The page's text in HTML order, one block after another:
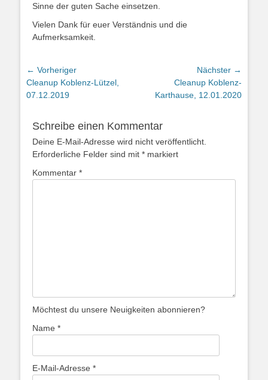
Sinne der guten Sache einsetzen.
Vielen Dank für euer Verständnis und die
Aufmerksamkeit.
Beitragsnavigation
← Vorheriger
Vorheriger
Beitrag:
Cleanup Koblenz-Lützel,
07.12.2019
Nächster →
Beitrag:
Cleanup Koblenz-
Karthause, 12.01.2020
Schreibe einen Kommentar
Deine E-Mail-Adresse wird nicht veröffentlicht.
Erforderliche Felder sind mit * markiert
Kommentar *
Möchtest du unsere Neuigkeiten abonnieren?
Name *
E-Mail-Adresse *